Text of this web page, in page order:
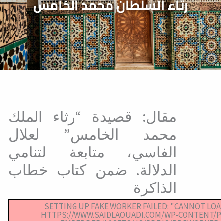
رثاء السلطان محمد الخامس
مقال: قصيدة “رثاء الملك
محمد الخامس” لعلال
الفاسي، متابعة لتنامي
الدلالة. ضمن كتاب خطاب
الذاكرة
SETTING UP FAKE WORKER FAILED: "CANNOT
HTTPS://WWW.SAIDLAOUADI.COM/WP-CONTENT/